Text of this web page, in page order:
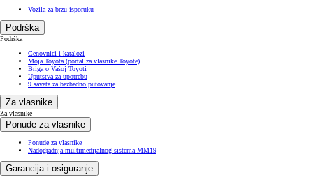
Vozila za brzu isporuku
Podrška
Podrška
Cenovnici i katalozi
Moja Toyota (portal za vlasnike Toyote)
Briga o Vašoj Toyoti
Uputstva za upotrebu
9 saveta za bezbedno putovanje
Za vlasnike
Za vlasnike
Ponude za vlasnike
Ponude za vlasnike
Nadogradnja multimedijalnog sistema MM19
Garancija i osiguranje